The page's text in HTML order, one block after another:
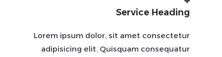
Service Heading
Lorem ipsum dolor, sit amet consectetur
adipisicing elit. Quisquam consequatur